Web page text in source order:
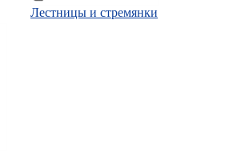
Лестницы и стремянки